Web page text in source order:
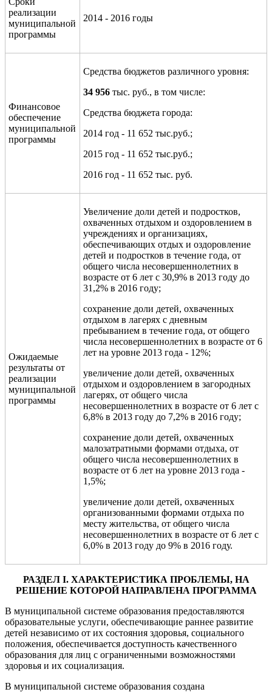
реализации
муниципальной
программы
2014 - 2016 годы
Финансовое
обеспечение
муниципальной
программы
Средства бюджетов различного уровня:
34 956 тыс. руб., в том числе:
Средства бюджета города:
2014 год - 11 652 тыс.руб.;
2015 год - 11 652 тыс.руб.;
2016 год - 11 652 тыс. руб.
Ожидаемые
результаты от
реализации
муниципальной
программы
Увеличение доли детей и подростков,
охваченных отдыхом и оздоровлением в
учреждениях и организациях,
обеспечивающих отдых и оздоровление
детей и подростков в течение года, от
общего числа несовершеннолетних в
возрасте от 6 лет с 30,9% в 2013 году до
31,2% в 2016 году;
сохранение доли детей, охваченных
отдыхом в лагерях с дневным
пребыванием в течение года, от общего
числа несовершеннолетних в возрасте от 6
лет на уровне 2013 года - 12%;
увеличение доли детей, охваченных
отдыхом и оздоровлением в загородных
лагерях, от общего числа
несовершеннолетних в возрасте от 6 лет с
6,8% в 2013 году до 7,2% в 2016 году;
сохранение доли детей, охваченных
малозатратными формами отдыха, от
общего числа несовершеннолетних в
возрасте от 6 лет на уровне 2013 года -
1,5%;
увеличение доли детей, охваченных
организованными формами отдыха по
месту жительства, от общего числа
несовершеннолетних в возрасте от 6 лет с
6,0% в 2013 году до 9% в 2016 году.
РАЗДЕЛ I. ХАРАКТЕРИСТИКА ПРОБЛЕМЫ, НА
РЕШЕНИЕ КОТОРОЙ НАПРАВЛЕНА ПРОГРАММА
В муниципальной системе образования предоставляются
образовательные услуги, обеспечивающие раннее развитие
детей независимо от их состояния здоровья, социального
положения, обеспечивается доступность качественного
образования для лиц с ограниченными возможностями
здоровья и их социализация.
В муниципальной системе образования создана